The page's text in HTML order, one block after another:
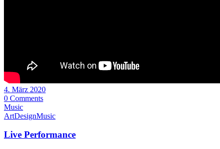
4. März 2020
0 Comments
Music
ArtDesignMusic
Live Performance